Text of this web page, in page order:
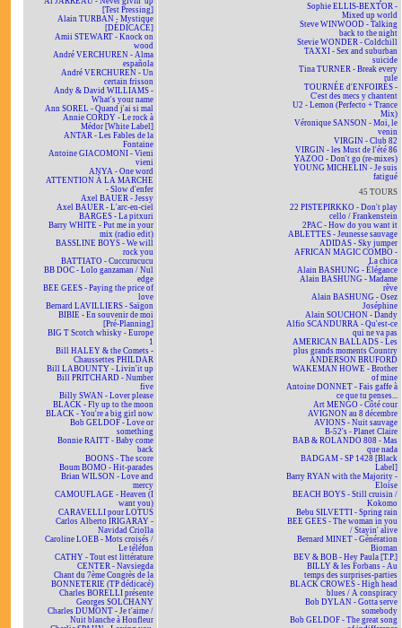
[Test Pressing]
Alain TURBAN - Mystique
[DÉDICACÉ]
Amii STEWART - Knock on
wood
André VERCHUREN - Alma
española
André VERCHUREN - Un
certain frisson
Andy & David WILLIAMS -
What's your name
Ann SOREL - Quand j'ai si mal
Annie CORDY - Le rock à
Médor [White Label]
ANTAR - Les Fables de la
Fontaine
Antoine GIACOMONI - Vieni
vieni
ANYA - One word
ATTENTION À LA MARCHE
- Slow d'enfer
Axel BAUER - Jessy
Axel BAUER - L'arc-en-ciel
BARGES - La pitxuri
Barry WHITE - Put me in your
mix (radio edit)
BASSLINE BOYS - We will
rock you
BATTIATO - Cuccurucucu
BB DOC - Lolo ganzaman / Nul
edge
BEE GEES - Paying the price of
love
Bernard LAVILLIERS - Saïgon
BIBIE - En souvenir de moi
[Pré-Planning]
BIG T Scotch whisky - Europe
1
Bill HALEY & the Comets -
Chaussettes PHILDAR
Bill LABOUNTY - Livin'it up
Bill PRITCHARD - Number
five
Billy SWAN - Lover please
BLACK - Fly up to the moon
BLACK - You're a big girl now
Bob GELDOF - Love or
something
Bonnie RAITT - Baby come
back
BOONS - The score
Boum BOMO - Hit-parades
Brian WILSON - Love and
mercy
CAMOUFLAGE - Heaven (I
want you)
CARAVELLI pour LOTUS
Carlos Alberto IRIGARAY -
Navidad Criolla
Caroline LOEB - Mots croisés /
Le téléfon
CATHY - Tout est littérature
CENTER - Navsiegda
Chant du 7ème Congrès de la
BONNETERIE (TP dédicacé)
Charles BORELLI présente
Georges SOLCHANY
Charles DUMONT - Je t'aime /
Nuit blanche à Honfleur
Sophie ELLIS-BEXTOR -
Mixed up world
Steve WINWOOD - Talking
back to the night
Stevie WONDER - Coldchill
TAXXI - Sex and suburban
suicide
Tina TURNER - Break every
rule
TOURNÉE d'ENFOIRÉS -
C'est des mecs y chantent
U2 - Lemon (Perfecto + Trance
Mix)
Véronique SANSON - Moi, le
venin
VIRGIN - Club 82
VIRGIN - les Must de l'été 86
YAZOO - Don't go (re-mixes)
YOUNG MICHELIN - Je suis
fatigué
45 TOURS
22 PISTEPIRKKO - Don't play
cello / Frankenstein
2PAC - How do you want it
ABLETTES - Jeunesse sauvage
ADIDAS - Sky jumper
AFRICAN MAGIC COMBO -
La chica
Alain BASHUNG - Élégance
Alain BASHUNG - Madame
rêve
Alain BASHUNG - Osez
Joséphine
Alain SOUCHON - Dandy
Alfio SCANDURRA - Qu'est-ce
qui ne va pas
AMERICAN BALLADS - Les
plus grands moments Country
ANDERSON BRUFORD
WAKEMAN HOWE - Brother
of mine
Antoine DONNET - Fais gaffe à
ce que tu penses...
Art MENGO - Côté cour
AVIGNON au 8 décembre
AVIONS - Nuit sauvage
B-52's - Planet Claire
BAB & ROLANDO 808 - Mas
que nada
BADGAM - SP 1428 [Black
Label]
Barry RYAN with the Majority -
Eloïse
BEACH BOYS - Still cruisin /
Kokomo
Bebu SILVETTI - Spring rain
BEE GEES - The woman in you
/ Stayin' alive
Bernard MINET - Génération
Bioman
BEV & BOB - Hey Paula [T.P.]
BILLY & les Forbans - Au
temps des surprises-parties
BLACK CROWES - High head
blues / A conspiracy
Bob DYLAN - Gotta serve
somebody
Bob GELDOF - The great song